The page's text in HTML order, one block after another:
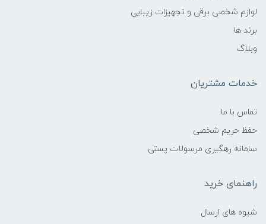
لوازم شخصی برقی و تجهیزات زیبایی
برند ها
وبلاگ
خدمات مشتریان
تماس با ما
حفظ حریم شخصی
سامانه رهگیری مرسولات پستی
راهنمای خرید
شیوه های ارسال